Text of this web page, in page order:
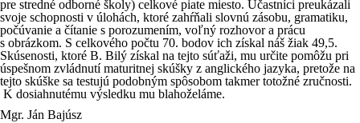
pre stredné odborné školy) celkové piate miesto. Účastníci preukázali
svoje schopnosti v úlohách, ktoré zahŕňali slovnú zásobu, gramatiku,
počúvanie a čítanie s porozumením, voľný rozhovor a prácu
s obrázkom. S celkového počtu 70. bodov ich získal náš žiak 49,5.
Skúsenosti, ktoré B. Bilý získal na tejto súťaži, mu určite pomôžu pri
úspešnom zvládnutí maturitnej skúšky z anglického jazyka, pretože na
tejto skúške sa testujú podobným spôsobom takmer totožné zručnosti.
K dosiahnutému výsledku mu blahoželáme.
Mgr. Ján Bajúsz